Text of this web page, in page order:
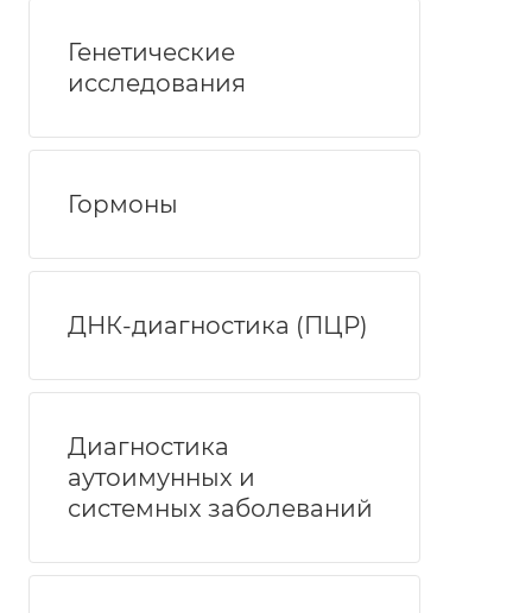
Генетические
исследования
Гормоны
ДНК-диагностика (ПЦР)
Диагностика
аутоимунных и
системных заболеваний